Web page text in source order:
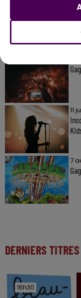
11
7
DERNIERS TITRES
16h30
16h30